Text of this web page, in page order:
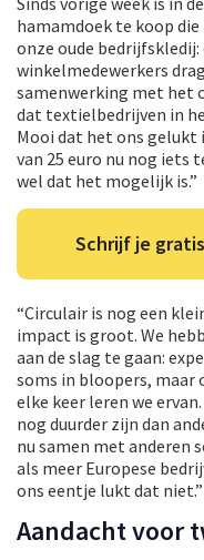
hamamdoek te koop die
onze oude
winkelmedewerkers
samenwerking met het
dat textielbedrijven in
Mooi dat het ons gelukt
van 25 euro nu nog iets
wel dat het mogelijk is.”
Schrijf je
“Circulair is nog een
impact is groot. We
aan de slag te gaan:
soms in bloopers, maar
elke keer leren we
nog duurder zijn dan
nu samen met anderen
als meer Europese
ons eentje lukt dat niet.”
Aandacht voor